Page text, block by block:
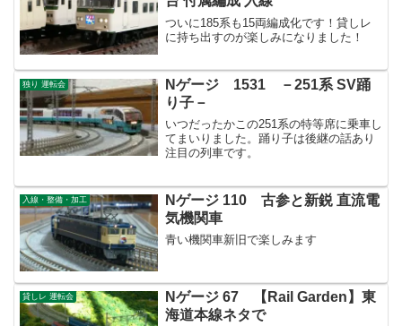
ついに185系も15両編成化です！貸しレ
に持ち出すのが楽しみになりました！
独り 運転会
Nゲージ 1531 －251系 SV踊
り子－
いつだったかこの251系の特等席に乗車し
てまいりました。踊り子は後継の話あり
注目の列車です。
入線・整備・加工
Nゲージ 110 古参と新鋭 直流電
気機関車
青い機関車新旧で楽しみます
貸しレ 運転会
Nゲージ 67 【Rail Garden】東
海道本線ネタで